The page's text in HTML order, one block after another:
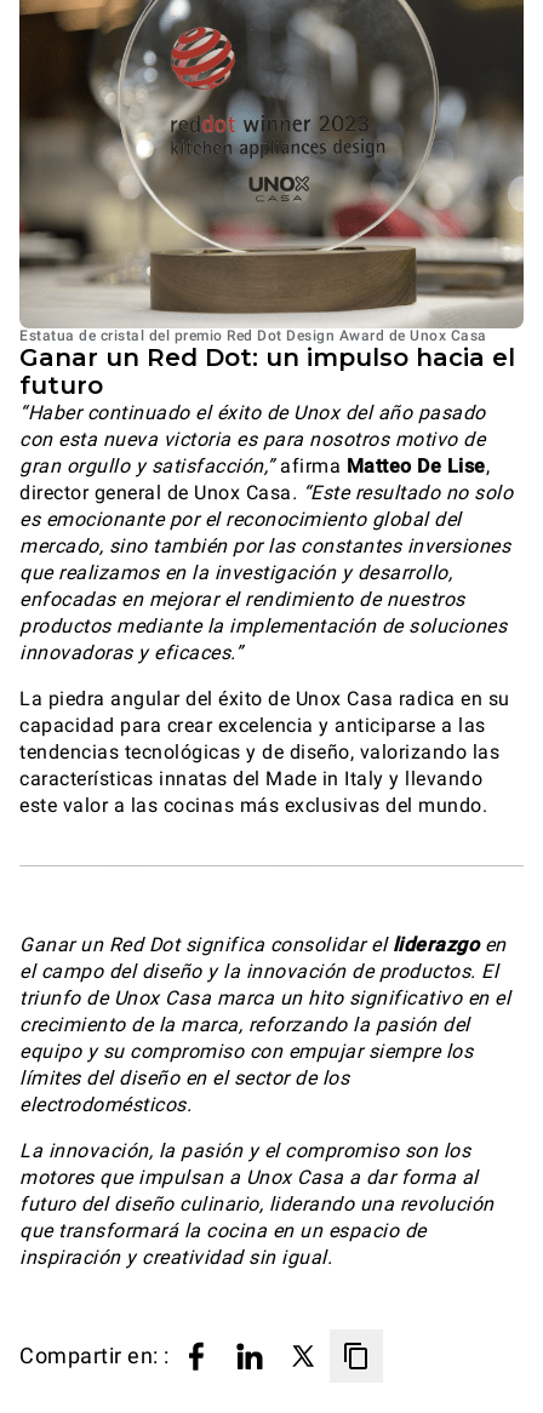
Estatua de cristal del premio Red Dot Design Award de Unox Casa
Ganar un Red Dot: un impulso hacia el
futuro
“Haber continuado el éxito de Unox del año pasado
con esta nueva victoria es para nosotros motivo de
gran orgullo y satisfacción,” afirma Matteo De Lise,
director general de Unox Casa. “Este resultado no solo
es emocionante por el reconocimiento global del
mercado, sino también por las constantes inversiones
que realizamos en la investigación y desarrollo,
enfocadas en mejorar el rendimiento de nuestros
productos mediante la implementación de soluciones
innovadoras y eficaces.”
La piedra angular del éxito de Unox Casa radica en su
capacidad para crear excelencia y anticiparse a las
tendencias tecnológicas y de diseño, valorizando las
características innatas del Made in Italy y llevando
este valor a las cocinas más exclusivas del mundo.
Ganar un Red Dot significa consolidar el liderazgoen
el campo del diseño y la innovación de productos. El
triunfo de Unox Casa marca un hito significativo en el
crecimiento de la marca, reforzando la pasión del
equipo y su compromiso con empujar siempre los
límites del diseño en el sector de los
electrodomésticos.
La innovación, la pasión y el compromiso son los
motores que impulsan a Unox Casa a dar forma al
futuro del diseño culinario, liderando una revolución
que transformará la cocina en un espacio de
inspiración y creatividad sin igual.
Compartir en: :